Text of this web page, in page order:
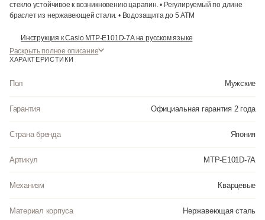
стекло устойчивое к возникновению царапин. • Регулируемый по длине
браслет из нержавеющей стали. • Водозащита до 5 АТМ
Инструкция к Casio MTP-E101D-7A на русском языке
Раскрыть полное описание
ХАРАКТЕРИСТИКИ
Пол Мужские
Гарантия Официальная гарантия 2 года
Страна бренда Япония
Артикул MTP-E101D-7A
Механизм Кварцевые
Материал корпуса Нержавеющая сталь